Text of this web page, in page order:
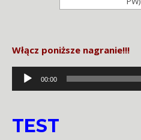
Włącz poniższe nagranie!!!
Odtwarzacz
plików
00:00
TEST